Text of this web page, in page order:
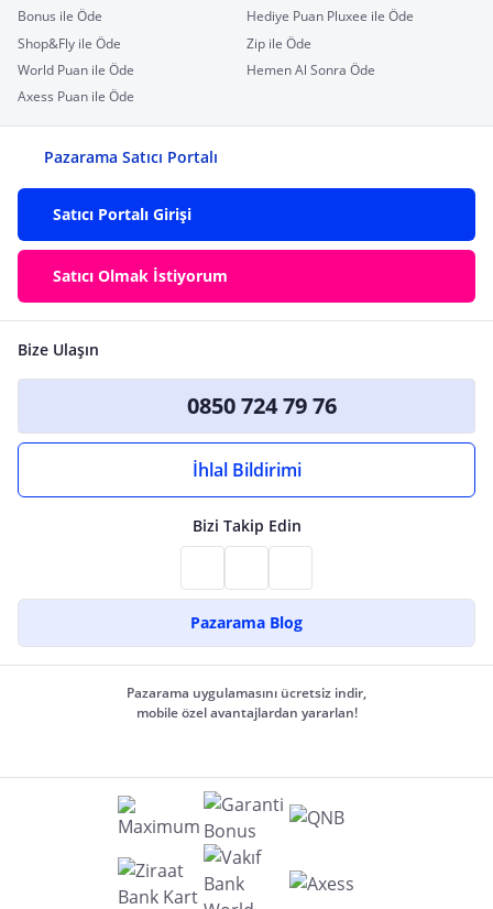
Bonus ile Öde
Hediye Puan Pluxee ile Öde
Shop&Fly ile Öde
Zip ile Öde
World Puan ile Öde
Hemen Al Sonra Öde
Axess Puan ile Öde
Pazarama Satıcı Portalı
Satıcı Portalı Girişi
Satıcı Olmak İstiyorum
Bize Ulaşın
0850 724 79 76
İhlal Bildirimi
Bizi Takip Edin
Pazarama Blog
Pazarama uygulamasını ücretsiz indir,
mobile özel avantajlardan yararlan!